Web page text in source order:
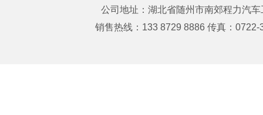
公司地址：湖北省随州市南郊程力汽
销售热线：133 8729 8886 传真：